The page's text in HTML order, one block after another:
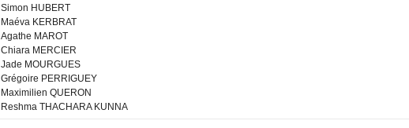
Simon HUBERT
Maéva KERBRAT
Agathe MAROT
Chiara MERCIER
Jade MOURGUES
Grégoire PERRIGUEY
Maximilien QUERON
Reshma THACHARA KUNNA